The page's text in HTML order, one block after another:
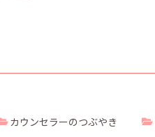
カウンセラーのつぶやき